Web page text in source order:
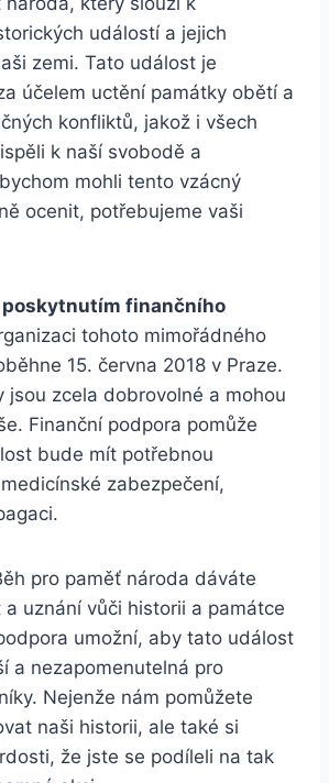
událostí a jejich
zemi. Tato událost je
účelem uctění památky obětí a
konfliktů, jakož i všech
k naší svobodě a
mohli tento vzácný
ocenit, potřebujeme vaši
poskytnutím finančního
tohoto mimořádného
15. června 2018 v Praze.
jsou zcela dobrovolné a mohou
Finanční podpora pomůže
bude mít potřebnou
zabezpečení,
pro paměť národa dáváte
a uznání vůči historii a památce
umožní, aby tato událost
a nezapomenutelná pro
Nejenže nám pomůžete
naši historii, ale také si
že jste se podíleli na tak